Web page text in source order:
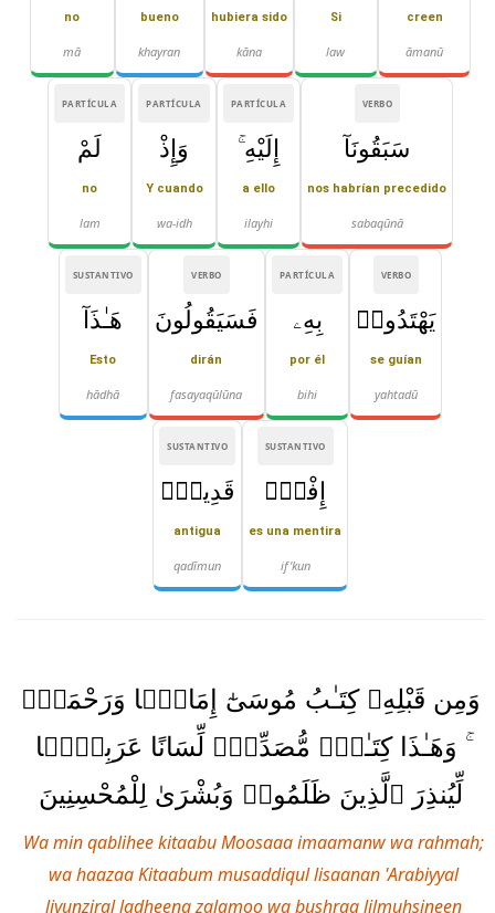
creen
āmanū
Si
law
hubiera sido
kāna
bueno
khayran
no
mā
VERBO
سَبَقُونَآ
nos habrían precedido
sabaqūnā
PARTÍCULA
إِلَيْهِ ۚ
a ello
ilayhi
PARTÍCULA
وَإِذْ
Y cuando
wa-idh
PARTÍCULA
لَمْ
no
lam
VERBO
يَهْتَدُوا۟
se guían
yahtadū
PARTÍCULA
بِهِۦ
por él
bihi
VERBO
فَسَيَقُولُونَ
dirán
fasayaqūlūna
SUSTANTIVO
هَـٰذَآ
Esto
hādhā
SUSTANTIVO
إِفْكٌۭ
es una mentira
if'kun
SUSTANTIVO
قَدِيمٌۭ
antigua
qadīmun
وَمِن قَبْلِهِۦ كِتَـٰبُ مُوسَىٰٓ إِمَامًۭا وَرَحْمَةًۭ
ۚ وَهَـٰذَا كِتَـٰبٌۭ مُّصَدِّقٌۭ لِّسَانًا عَرَبِيًّۭا
لِّيُنذِرَ ٱلَّذِينَ ظَلَمُوا۟ وَبُشْرَىٰ لِلْمُحْسِنِينَ
Wa min qablihee kitaabu Moosaaa imaamanw wa rahmah;
wa haazaa Kitaabum musaddiqul lisaanan 'Arabiyyal
liyunziral ladheena zalamoo wa bushraa lilmuhsineen